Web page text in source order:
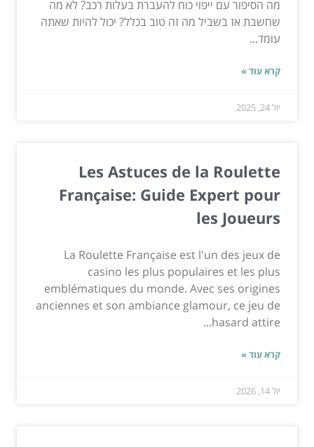
מה הסיפור עם ייפוי כוח להעברת בעלות רכב? לא מה
שחשבת אז בשביל מה זה טוב בכלל? יכול להיות שאתה
עומד...
קרא עוד »
יול 24, 2025
Les Astuces de la Roulette
Française: Guide Expert pour
les Joueurs
La Roulette Française est l'un des jeux de
casino les plus populaires et les plus
emblématiques du monde. Avec ses origines
anciennes et son ambiance glamour, ce jeu de
hasard attire...
קרא עוד »
יול 14, 2026